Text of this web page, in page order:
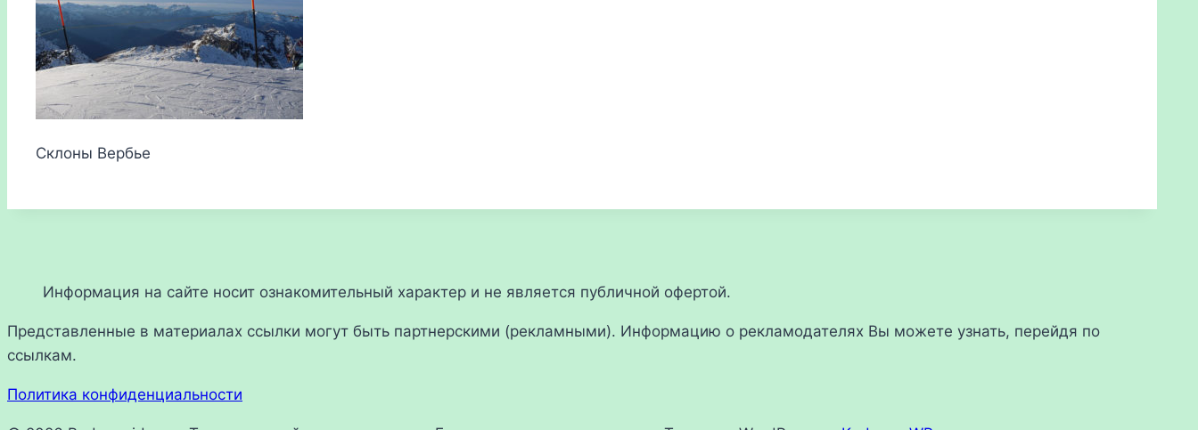
Склоны Вербье
Информация на сайте носит ознакомительный характер и не является публичной офертой.
Представленные в материалах ссылки могут быть партнерскими (рекламными). Информацию о рекламодателях Вы можете узнать, перейдя по
ссылкам.
Политика конфиденциальности